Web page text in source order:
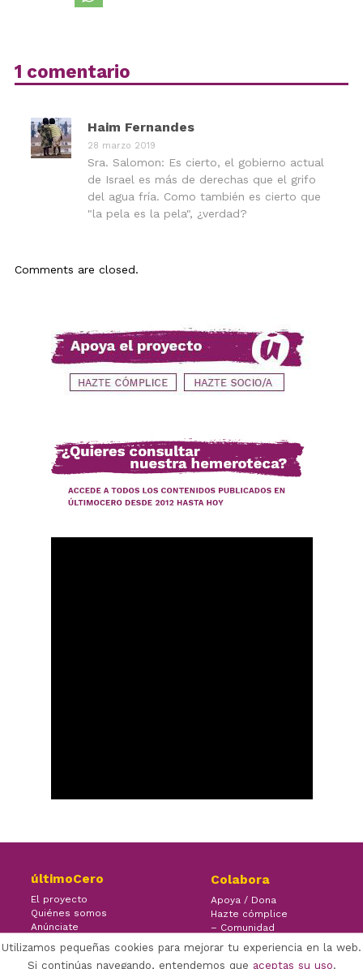
1 comentario
Haim Fernandes
28 marzo 2019
Sra. Salomon: Es cierto, el gobierno actual
de Israel es más de derechas que el grifo
del agua fría. Como también es cierto que
"la pela es la pela", ¿verdad?
Comments are closed.
últimoCero
El proyecto
Quiénes somos
Anúnciate
Colabora
Apoya / Dona
Hazte cómplice
– Comunidad
– Ayuda
Utilizamos pequeñas cookies para mejorar tu experiencia en la web.
Si continúas navegando, entendemos que aceptas su uso.